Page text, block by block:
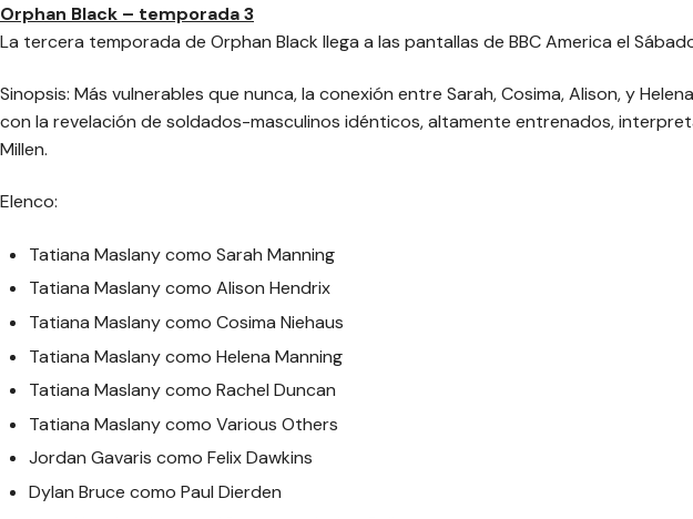
Orphan Black – temporada 3
La tercera temporada de Orphan Black llega a las pantallas de BBC America el
Sinopsis: Más vulnerables que nunca, la conexión entre Sarah, Cosima, Alison, y
con la revelación de soldados-masculinos idénticos, altamente entrenados,
Millen.
Elenco:
Tatiana Maslany como Sarah Manning
Tatiana Maslany como Alison Hendrix
Tatiana Maslany como Cosima Niehaus
Tatiana Maslany como Helena Manning
Tatiana Maslany como Rachel Duncan
Tatiana Maslany como Various Others
Jordan Gavaris como Felix Dawkins
Dylan Bruce como Paul Dierden